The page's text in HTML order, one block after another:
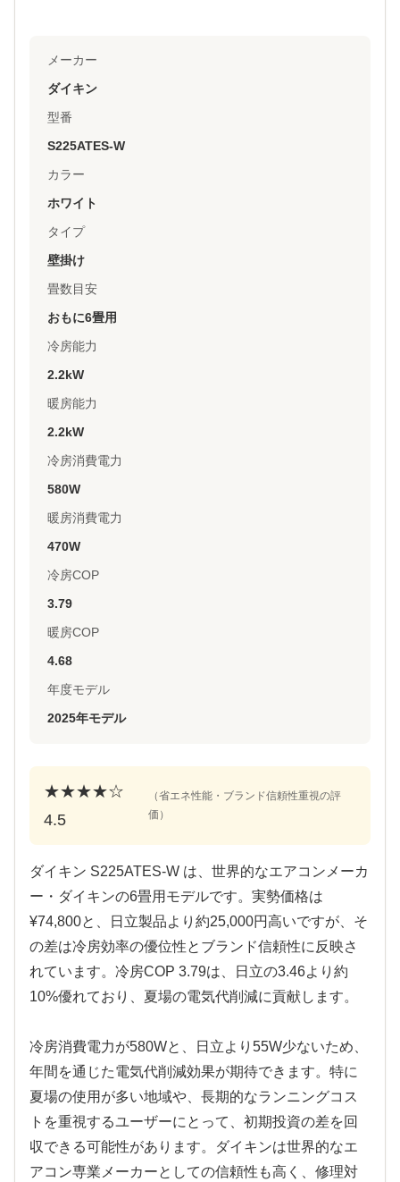
メーカー
ダイキン
型番
S225ATES-W
カラー
ホワイト
タイプ
壁掛け
畳数目安
おもに6畳用
冷房能力
2.2kW
暖房能力
2.2kW
冷房消費電力
580W
暖房消費電力
470W
冷房COP
3.79
暖房COP
4.68
年度モデル
2025年モデル
★★★★☆
4.5
（省エネ性能・ブランド信頼性重視の評
価）
ダイキン S225ATES-W は、世界的なエアコンメーカ
ー・ダイキンの6畳用モデルです。実勢価格は
¥74,800と、日立製品より約25,000円高いですが、そ
の差は冷房効率の優位性とブランド信頼性に反映さ
れています。冷房COP 3.79は、日立の3.46より約
10%優れており、夏場の電気代削減に貢献します。
冷房消費電力が580Wと、日立より55W少ないため、
年間を通じた電気代削減効果が期待できます。特に
夏場の使用が多い地域や、長期的なランニングコス
トを重視するユーザーにとって、初期投資の差を回
収できる可能性があります。ダイキンは世界的なエ
アコン専業メーカーとしての信頼性も高く、修理対